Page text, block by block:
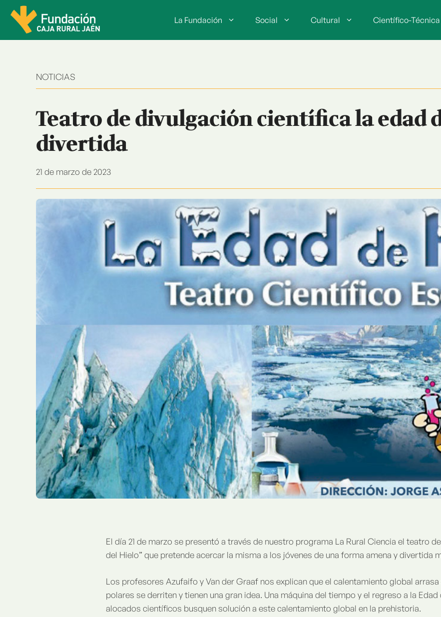
Saltar
contenido
La Fundación Social Cultural Científico-Técnica
NOTICIAS
Teatro de divulgación científica la edad
divertida
21 de marzo de 2023
El día 21 de marzo se presentó a través de nuestro programa La Rural Ciencia el teatro
del Hielo” que pretende acercar la misma a los jóvenes de una forma amena y divertida
Los profesores Azufaifo y Van der Graaf nos explican que el calentamiento global
polares se derriten y tienen una gran idea. Una máquina del tiempo y el regreso a la
alocados científicos busquen solución a este calentamiento global en la prehistoria.